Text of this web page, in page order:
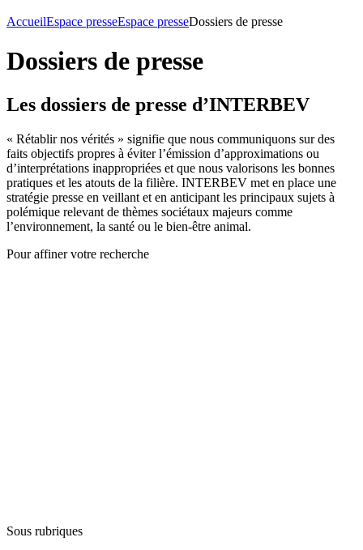
AccueilEspace presseEspace presseDossiers de presse
Dossiers de presse
Les dossiers de presse d’INTERBEV
« Rétablir nos vérités » signifie que nous communiquons sur des
faits objectifs propres à éviter l’émission d’approximations ou
d’interprétations inappropriées et que nous valorisons les bonnes
pratiques et les atouts de la filière. INTERBEV met en place une
stratégie presse en veillant et en anticipant les principaux sujets à
polémique relevant de thèmes sociétaux majeurs comme
l’environnement, la santé ou le bien-être animal.
Pour affiner votre recherche
Sous rubriques